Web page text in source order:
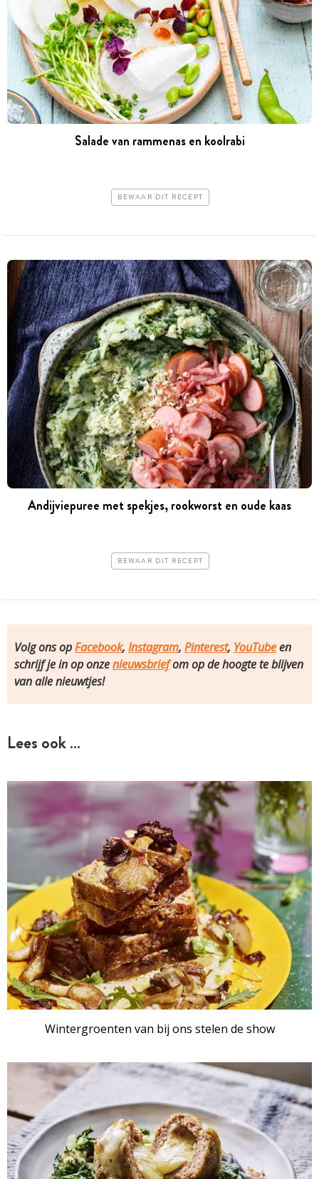
Salade van rammenas en koolrabi
BEWAAR DIT RECEPT
Andijviepuree met spekjes, rookworst en oude kaas
BEWAAR DIT RECEPT
Volg ons opFacebook, Instagram, Pinterest, YouTubeen
schrijf je in op onzenieuwsbriefom op de hoogte te blijven
van alle nieuwtjes!
Lees ook …
Wintergroenten van bij ons stelen de show